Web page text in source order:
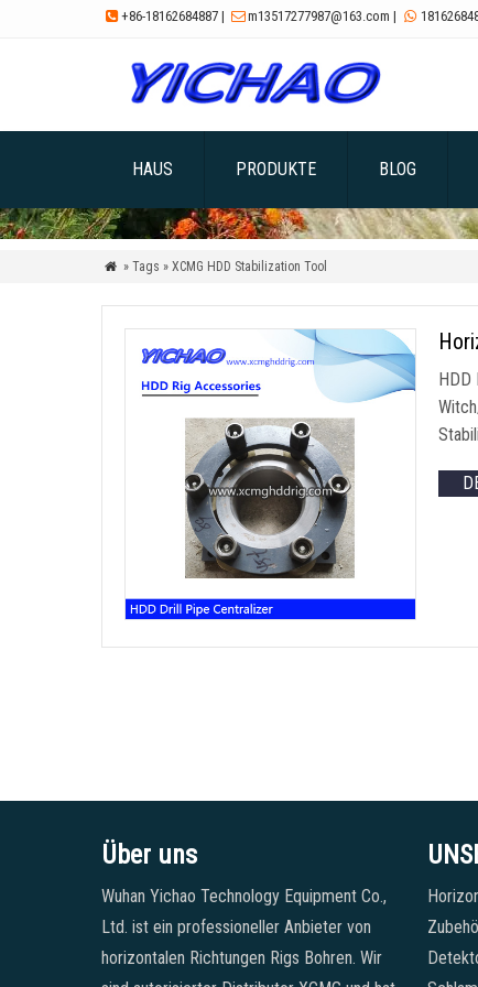
 +86-18162684887 | m13517277987@163.com | 
HAUS PRODUKTE BLOG
 » Tags » XCMG HDD Stabilization Tool
HDD
Über uns
Wuhan Yichao Technology Equipment Co.,
Ltd. ist ein professioneller Anbieter von
horizontalen Richtungen Rigs Bohren. Wir